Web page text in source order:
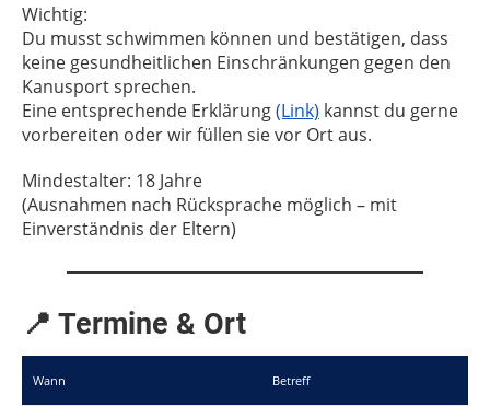
Wichtig:
Du musst schwimmen können und bestätigen, dass
keine gesundheitlichen Einschränkungen gegen den
Kanusport sprechen.
Eine entsprechende Erklärung(Link) kannst du gerne
vorbereiten oder wir füllen sie vor Ort aus.
Mindestalter: 18 Jahre
(Ausnahmen nach Rücksprache möglich – mit
Einverständnis der Eltern)
📍 Termine & Ort
Wann Betreff